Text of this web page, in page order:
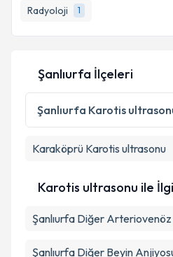
Radyoloji
1
bilgilendireceğiz.
E-posta Adresiniz
Kişisel verilerimin
Metni 'ni okudum ve
Şanlıurfa İlçeleri
Şanlıurfa Karotis
Karaköprü Karotis ultrasonu
Karotis ultrasonu ile
Şanlıurfa Diğer
Şanlıurfa Diğer Beyin